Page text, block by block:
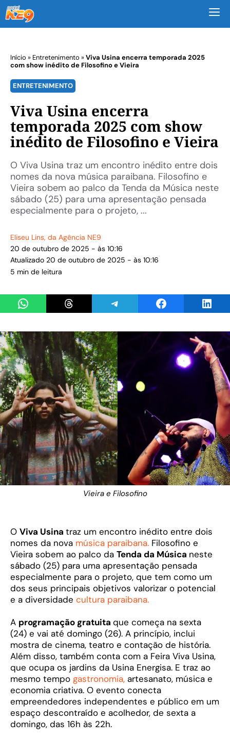
Início » Entretenimento »Viva Usina encerra temporada 2025
com show inédito de Filosofino e Vieira
ENTRETENIMENTO
Viva Usina encerra
temporada 2025 com show
inédito de Filosofino e Vieira
O Viva Usina traz um encontro inédito entre dois
nomes da nova música paraibana. Filosofino e
Vieira sobem ao palco da Tenda da Música neste
sábado (25) para uma apresentação pensada
especialmente para o projeto, ...
Eliseu Lins, da Agência NE9
20 de outubro de 2025 - às 10:16
Atualizado 20 de outubro de 2025 - às 10:16
5 min de leitura
Share on WhatsAppShare on ThreadsShare on TelegramShare on Facebook
Vieira e Filosofino
O Viva Usina traz um encontro inédito entre dois
nomes da nova música paraibana. Filosofino e
Vieira sobem ao palco da Tenda da Música neste
sábado (25) para uma apresentação pensada
especialmente para o projeto, que tem como um
dos seus principais objetivos valorizar o potencial
e a diversidade cultura paraibana.
A programação gratuita que começa na sexta
(24) e vai até domingo (26). A princípio, inclui
mostra de cinema, teatro e contação de história.
Além disso, também conta com a Feira Viva Usina,
que ocupa os jardins da Usina Energisa. E traz ao
mesmo tempo gastronomia, artesanato, música e
economia criativa. O evento conecta
empreendedores independentes e público em um
espaço descontraído e acolhedor, de sexta a
domingo, das 16h às 22h.